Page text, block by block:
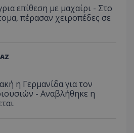
επίθεση με μαχαίρι - Στο
πέρασαν χειροπέδες σε
η Γερμανίδα για τον
- Αναβλήθηκε η